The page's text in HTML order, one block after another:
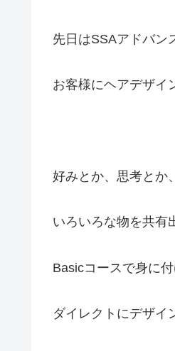
先日はSSAアドバン
お客様にヘアデザイ
好みとか、思考とか
いろいろな物を共有
Basicコースで身に
ダイレクトにデザイ